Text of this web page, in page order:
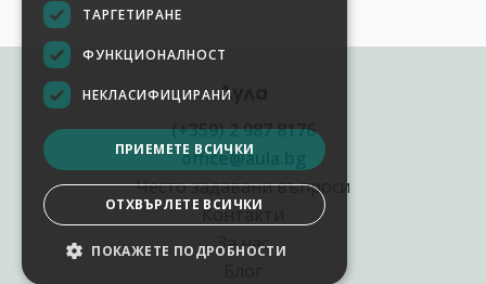
Аула
(+359) 2 987 8176
office@aula.bg
Често задавани въпроси
Контакти
За нас
ТАРГЕТИРАНЕ
ФУНКЦИОНАЛНОСТ
НЕКЛАСИФИЦИРАНИ
ПРИЕМЕТЕ ВСИЧКИ
ОТХВЪРЛЕТЕ ВСИЧКИ
ПОКАЖЕТЕ ПОДРОБНОСТИ